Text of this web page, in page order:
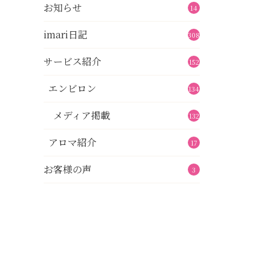
お知らせ
14
imari日記 308
サービス紹介 152
エンビロン 134
メディア掲載 132
アロマ紹介 17
お客様の声 3